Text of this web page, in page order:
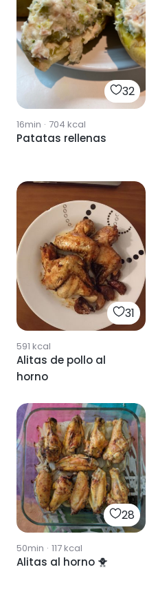
32
16min · 704 kcal
Patatas rellenas
31
591 kcal
Alitas de pollo al
horno
28
50min · 117kcal
Alitas al horno 🐥